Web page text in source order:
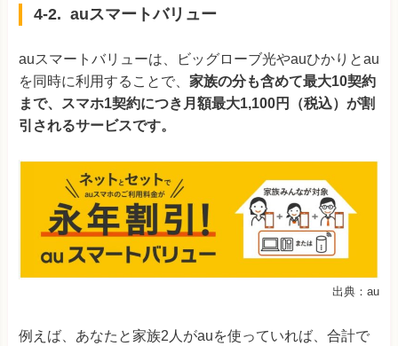
4-2. auスマートバリュー
auスマートバリューは、ビッグローブ光やauひかりとau
を同時に利用することで、 家族の分も含めて最大10契約
まで、スマホ1契約につき月額最大1,100円（税込）が割
引されるサービスです。
出典：au
例えば、あなたと家族2人がauを使っていれば、合計で